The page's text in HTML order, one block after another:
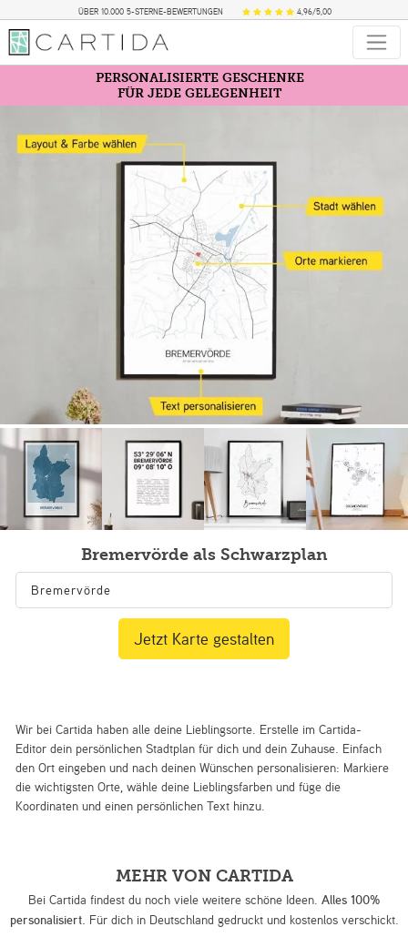
ÜBER 10.000 5-STERNE-BEWERTUNGEN 4,96/5,00
PERSONALISIERTE GESCHENKE
FÜR JEDE GELEGENHEIT
Bremervörde als Schwarzplan
Wir bei Cartida haben alle deine Lieblingsorte. Erstelle im Cartida-
Editor dein persönlichen Stadtplan für dich und dein Zuhause. Einfach
den Ort eingeben und nach deinen Wünschen personalisieren: Markiere
die wichtigsten Orte, wähle deine Lieblingsfarben und füge die
Koordinaten und einen persönlichen Text hinzu.
Jetzt Karte gestalten
MEHR VON CARTIDA
Bei Cartida findest du noch viele weitere schöne Ideen. Alles 100%
personalisiert. Für dich in Deutschland gedruckt und kostenlos verschickt.